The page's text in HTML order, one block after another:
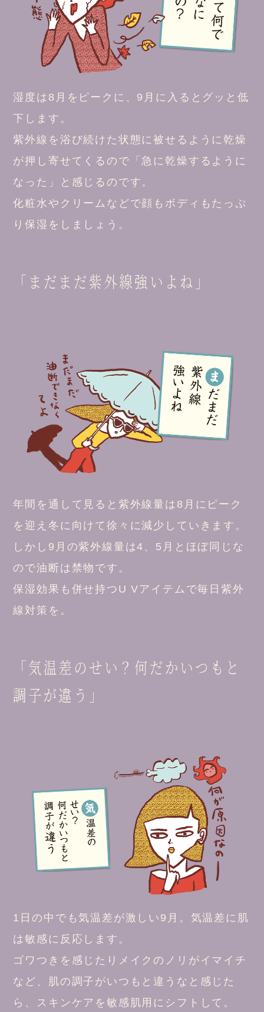
湿度は8月をピークに、9月に入るとグッと低
下します。
紫外線を浴び続けた状態に被せるように乾燥
が押し寄せてくるので「急に乾燥するように
なった」と感じるのです。
化粧水やクリームなどで顔もボディもたっぷ
り保湿をしましょう。
「まだまだ紫外線強いよね」
年間を通して見ると紫外線量は8月にピーク
を迎え冬に向けて徐々に減少していきます。
しかし9月の紫外線量は4、5月とほぼ同じな
ので油断は禁物です。
保湿効果も併せ持つU Vアイテムで毎日紫外
線対策を。
「気温差のせい？何だかいつもと
調子が違う」
1日の中でも気温差が激しい9月。気温差に肌
は敏感に反応します。
ゴワつきを感じたりメイクのノリがイマイチ
など、肌の調子がいつもと違うなと感じた
ら、スキンケアを敏感肌用にシフトして。